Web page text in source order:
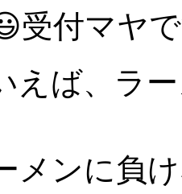
受付マヤ
えば、ラ
メンに負